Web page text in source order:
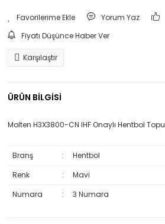
Yorum Yaz
Fiyatı Düşünce Haber Ver
Karşılaştır
ÜRÜN BİLGİSİ
Molten H3X3800-CN IHF Onaylı Hentbol Topu
Branş :
Hentbol
Renk
:
Mavi
Numara
: 3 Numara